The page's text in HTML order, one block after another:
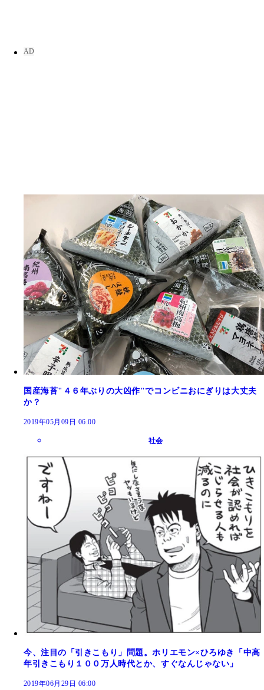
国産海苔"４６年ぶりの大凶作"でコンビニおにぎりは大丈夫
か？
2019年05月09日 06:00
社会
今、注目の「引きこもり」問題。ホリエモン×ひろゆき「中高
年引きこもり１００万人時代とか、すぐなんじゃない」
2019年06月29日 06:00